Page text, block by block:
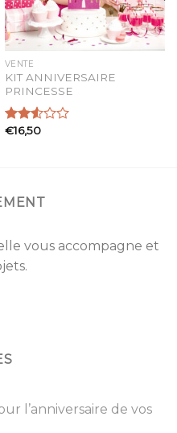
VENTE
KIT ANNIVERSAIRE
PRINCESSE
Note
€16,50
vous accompagne et
l’anniversaire de vos